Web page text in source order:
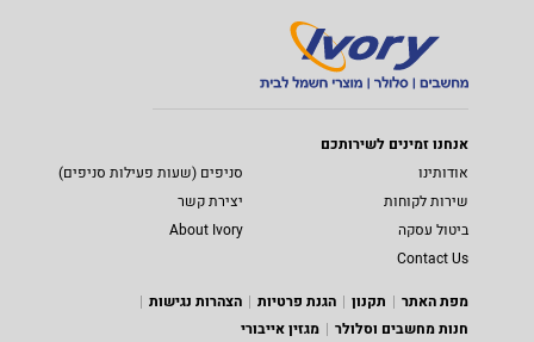
אנחנו זמינים לשירותכם
אודותינו
סניפים (שעות פעילות סניפים)
שירות לקוחות
יצירת קשר
ביטול עסקה
About Ivory
Contact Us
מפת האתר
תקנון הגנת פרטיות
הצהרות נגישות
חנות מחשבים וסלולר
מגזין אייבורי